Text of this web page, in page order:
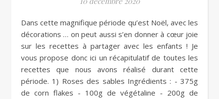
Dans cette magnifique période qu’est Noël, avec les
décorations … on peut aussi s’en donner à cœur joie
sur les recettes à partager avec les enfants ! Je
vous propose donc ici un récapitulatif de toutes les
recettes que nous avons réalisé durant cette
période. 1) Roses des sables Ingrédients : - 375g
de corn flakes - 100g de végétaline - 200g de